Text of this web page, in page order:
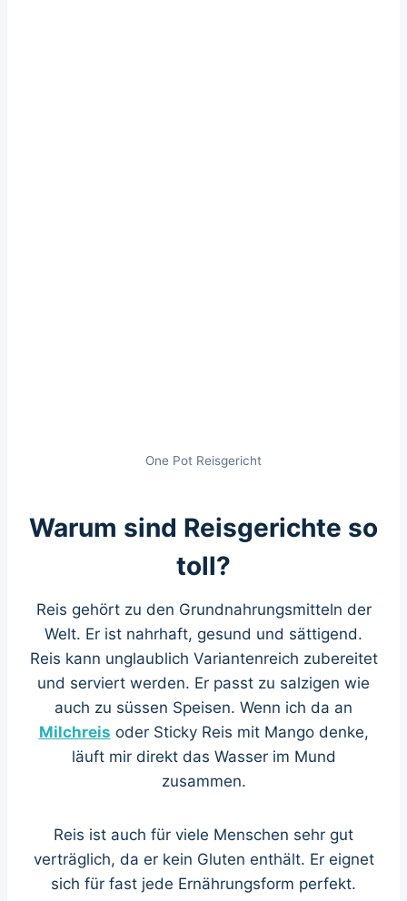
One Pot Reisgericht
Warum sind Reisgerichte so
toll?
Reis gehört zu den Grundnahrungsmitteln der
Welt. Er ist nahrhaft, gesund und sättigend.
Reis kann unglaublich Variantenreich zubereitet
und serviert werden. Er passt zu salzigen wie
auch zu süssen Speisen. Wenn ich da an
Milchreis oder Sticky Reis mit Mango denke,
läuft mir direkt das Wasser im Mund
zusammen.
Reis ist auch für viele Menschen sehr gut
verträglich, da er kein Gluten enthält. Er eignet
sich für fast jede Ernährungsform perfekt.